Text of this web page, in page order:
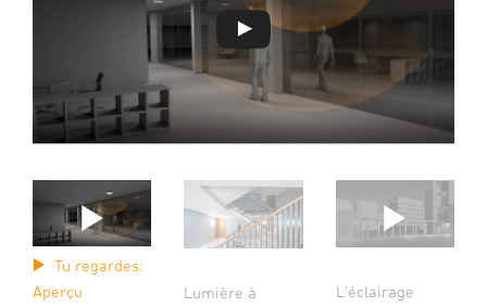
Tu regardes:
Aperçu
Lumière à
L'éclairage